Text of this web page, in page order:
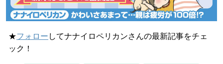
★フォロー してナナイロペリカンさんの最新記事をチェ
ック！